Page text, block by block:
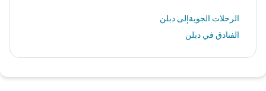
الرحلات الجويةإلى دبلن
الفنادق في دبلن